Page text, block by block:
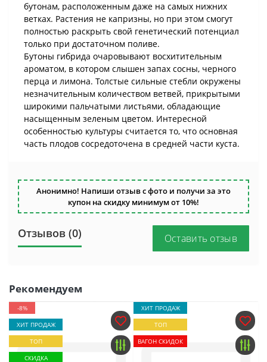
бутонам, расположенным даже на самых нижних
ветках. Растения не капризны, но при этом смогут
полностью раскрыть свой генетический потенциал
только при достаточном поливе.
Бутоны гибрида очаровывают восхитительным
ароматом, в котором слышен запах сосны, черного
перца и лимона. Толстые сильные стебли окружены
незначительным количеством ветвей, прикрытыми
широкими пальчатыми листьями, обладающие
насыщенным зеленым цветом. Интересной
особенностью культуры считается то, что основная
часть плодов сосредоточена в средней части куста.
Анонимно! Напиши отзыв с фото и получи за это
купон на скидку минимум от 10%!
Отзывов (0) Оставить отзыв
Рекомендуем
-8%
ХИТ ПРОДАЖ
ТОП
СКИДКА
ХИТ ПРОДАЖ
ТОП
ВАГОН СКИДОК